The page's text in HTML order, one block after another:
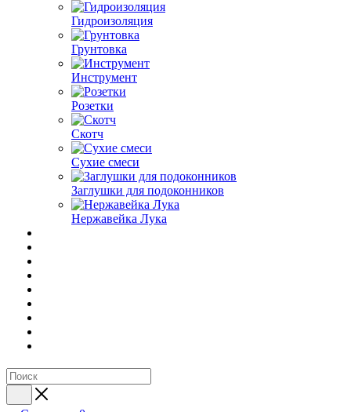
Гидроизоляция
Грунтовка
Инструмент
Розетки
Скотч
Сухие смеси
Заглушки для подоконников
Нержавейка Лука